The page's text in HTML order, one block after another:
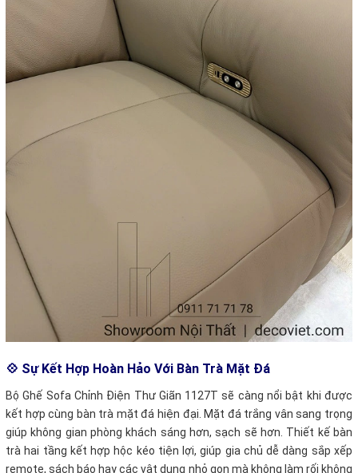
💠 Sự Kết Hợp Hoàn Hảo Với Bàn Trà Mặt Đá
Bộ Ghế Sofa Chỉnh Điện Thư Giãn 1127T sẽ càng nổi bật khi được
kết hợp cùng bàn trà mặt đá hiện đại. Mặt đá trắng vân sang trọng
giúp không gian phòng khách sáng hơn, sạch sẽ hơn. Thiết kế bàn
trà hai tầng kết hợp hộc kéo tiện lợi, giúp gia chủ dễ dàng sắp xếp
remote, sách báo hay các vật dụng nhỏ gọn mà không làm rối không